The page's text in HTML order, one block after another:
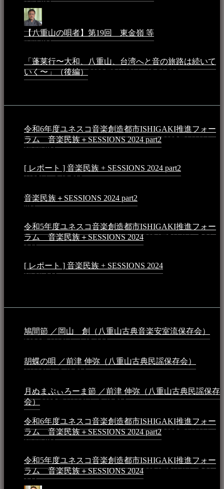
3:54 PM
【八重山の唄者】第19回 東金嶺 等
9:52 PM
「蓬莱行〜大和、八重山、台湾へと音の旅路は続いて
いく〜」（後編）2023年3月18日 - 12:31 PM
令和6年度ユネスコ音楽創造都市ISHIGAKI推進フォー
ラム 音楽民族＋SESSIONS 2024 part22025年1月1日 -
10:50 PM
[ レポート ] 音楽民族 + SESSIONS 2024 part2
月25日 - 9:13 PM
音楽民族＋SESSIONS 2024 part2
PM
令和5年度ユネスコ音楽創造都市ISHIGAKI推進フォー
ラム 音楽民族＋SESSIONS 20242024年5月4日 - 7:21
AM
[ レポート ] 音楽民族 + SESSIONS 2024
10:16 AM
鳩間節 ／岡山 創（八重山古典音楽安室流保存会）
2026年4月6日 - 1:13 AM
胡蝶の唄 ／前津 伸弥（八重山古典民謡保存会）
4月16日 - 3:48 PM
月ぬまぷぃろーま節 ／前津 伸弥（八重山古典民謡保存
会）2025年4月16日 - 3:48 PM
令和6年度ユネスコ音楽創造都市ISHIGAKI推進フォー
ラム 音楽民族＋SESSIONS 2024 part22025年1月1日 -
10:50 PM
令和5年度ユネスコ音楽創造都市ISHIGAKI推進フォー
ラム 音楽民族＋SESSIONS 20242024年5月4日 - 7:21
AM